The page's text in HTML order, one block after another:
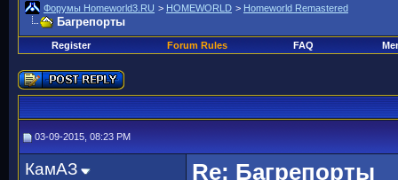
Форумы Homeworld3.RU > HOMEWORLD > Homeworld Remastered
Багрепорты
Register Forum Rules FAQ
03-09-2015, 08:23 PM
КамАЗ Re: Багрепорты